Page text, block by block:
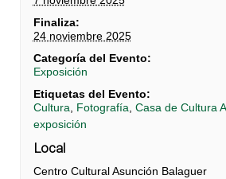
Finaliza:
24 noviembre 2025
Categoría del Evento:
Exposición
Etiquetas del Evento:
Cultura, Fotografía, Casa de Cultura
exposición
Local
Centro Cultural Asunción Balaguer